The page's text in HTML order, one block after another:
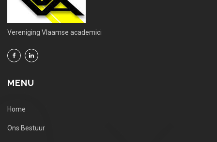
Vereniging Vlaamse academici
MENU
Home
Ons Bestuur